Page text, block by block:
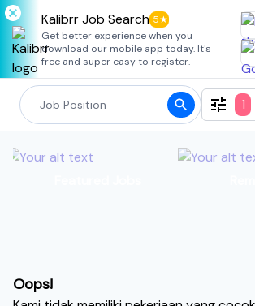
Kalibrr Job Search 5★
Get better experience when you
download our mobile app today. It's
free and super easy to register.
1
Oops!